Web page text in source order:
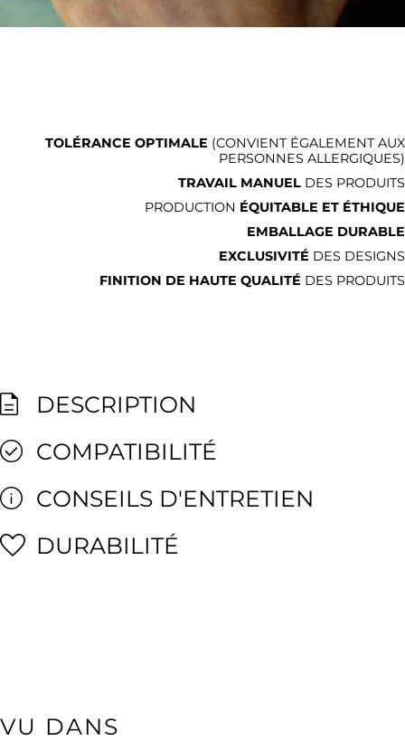
TOLÉRANCE OPTIMALE (CONVIENT ÉGALEMENT AUX
PERSONNES ALLERGIQUES)
TRAVAIL MANUEL DES PRODUITS
PRODUCTION ÉQUITABLE ET ÉTHIQUE
EMBALLAGE DURABLE
EXCLUSIVITÉ DES DESIGNS
FINITION DE HAUTE QUALITÉ DES PRODUITS
DESCRIPTION
COMPATIBILITÉ
CONSEILS D'ENTRETIEN
DURABILITÉ
VU DANS